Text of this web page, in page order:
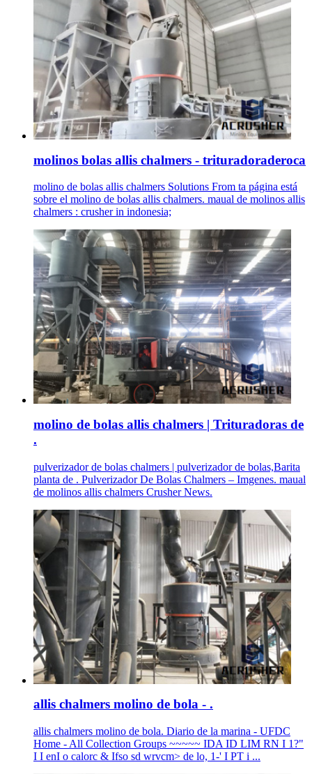
molinos bolas allis chalmers - trituradoraderoca
molino de bolas allis chalmers Solutions From ta página está
sobre el molino de bolas allis chalmers. maual de molinos allis
chalmers : crusher in indonesia;
molino de bolas allis chalmers | Trituradoras de
.
pulverizador de bolas chalmers | pulverizador de bolas,Barita
planta de . Pulverizador De Bolas Chalmers – Imgenes. maual
de molinos allis chalmers Crusher News.
allis chalmers molino de bola - .
allis chalmers molino de bola. Diario de la marina - UFDC
Home - All Collection Groups ~~~~~ IDA ID LIM RN I 1?"
I I enI o calorc & Ifso sd wrvcm> de lo, 1-' I PT i ...